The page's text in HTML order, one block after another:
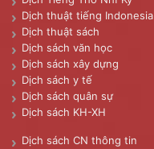
Dịch thuật tiếng Indonesia
Dịch thuật sách
Dịch sách văn học
Dịch sách xây dựng
Dịch sách y tế
Dịch sách quân sự
Dịch sách KH-XH
Dịch sách CN thông tin